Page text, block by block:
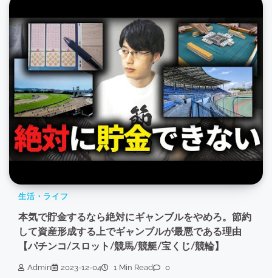
生活・ライフ
本気で貯金するなら絶対にギャンブルをやめろ。節約
して資産形成する上でギャンブルが最悪である理由
【パチンコ/スロット/競馬/競艇/宝くじ/競輪】
Admin 2023-12-04 1 Min Read 0